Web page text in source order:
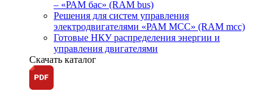
– «РАМ бас» (RAM bus)
Решения для систем управления
электродвигателями «РАМ МСС» (RAM mcc)
Готовые НКУ распределения энергии и
управления двигателями
Скачать каталог